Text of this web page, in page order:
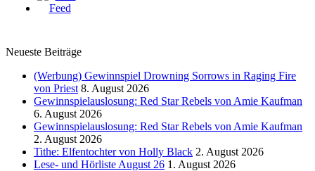
Neueste Beiträge
(Werbung) Gewinnspiel Drowning Sorrows in Raging Fire
von Priest 8. August 2026
Gewinnspielauslosung: Red Star Rebels von Amie Kaufman
6. August 2026
Gewinnspielauslosung: Red Star Rebels von Amie Kaufman
2. August 2026
Tithe: Elfentochter von Holly Black 2. August 2026
Lese- und Hörliste August 26 1. August 2026